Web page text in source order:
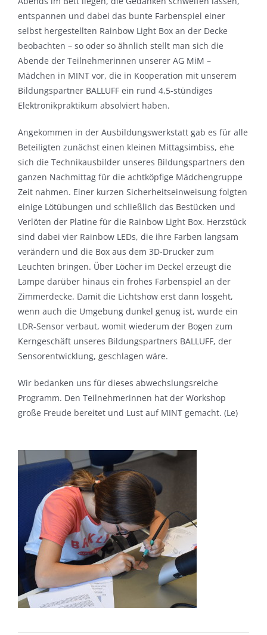
entspannen und dabei das bunte Farbenspiel einer
selbst hergestellten Rainbow Light Box an der Decke
beobachten – so oder so ähnlich stellt man sich die
Abende der Teilnehmerinnen unserer AG MiM –
Mädchen in MINT vor, die in Kooperation mit unserem
Bildungspartner BALLUFF ein rund 4,5-stündiges
Elektronikpraktikum absolviert haben.
Angekommen in der Ausbildungswerkstatt gab es für alle
Beteiligten zunächst einen kleinen Mittagsimbiss, ehe
sich die Technikausbilder unseres Bildungspartners den
ganzen Nachmittag für die achtköpfige Mädchengruppe
Zeit nahmen. Einer kurzen Sicherheitseinweisung folgten
einige Lötübungen und schließlich das Bestücken und
Verlöten der Platine für die Rainbow Light Box. Herzstück
sind dabei vier Rainbow LEDs, die ihre Farben langsam
verändern und die Box aus dem 3D-Drucker zum
Leuchten bringen. Über Löcher im Deckel erzeugt die
Lampe darüber hinaus ein frohes Farbenspiel an der
Zimmerdecke. Damit die Lichtshow erst dann losgeht,
wenn auch die Umgebung dunkel genug ist, wurde ein
LDR-Sensor verbaut, womit wiederum der Bogen zum
Kerngeschäft unseres Bildungspartners BALLUFF, der
Sensorentwicklung, geschlagen wäre.
Wir bedanken uns für dieses abwechslungsreiche
Programm. Den Teilnehmerinnen hat der Workshop
große Freude bereitet und Lust auf MINT gemacht. (Le)